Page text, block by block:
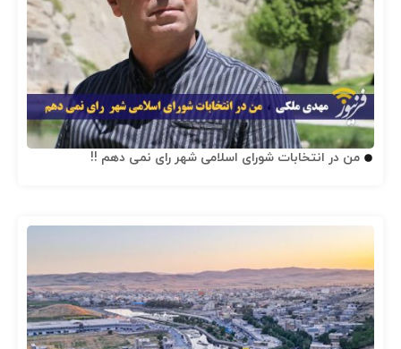
من در انتخابات شورای اسلامی شهر رای نمی دهم !!